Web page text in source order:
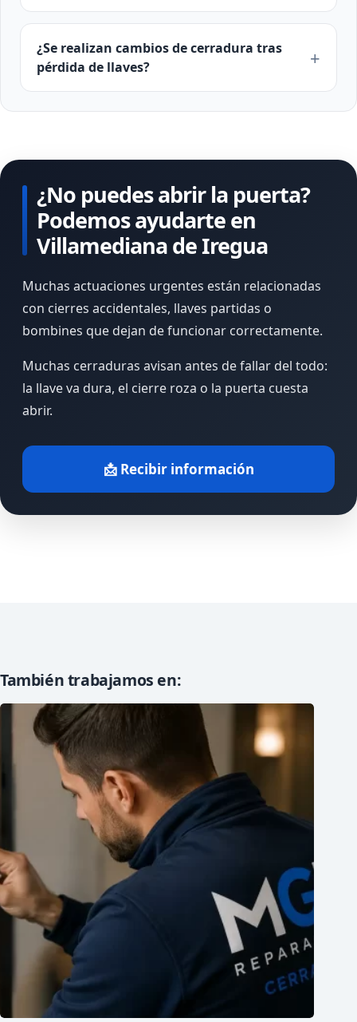
¿Se realizan cambios de cerradura tras
pérdida de llaves?
¿No puedes abrir la puerta?
Podemos ayudarte en
Villamediana de Iregua
Muchas actuaciones urgentes están relacionadas
con cierres accidentales, llaves partidas o
bombines que dejan de funcionar correctamente.
Muchas cerraduras avisan antes de fallar del todo:
la llave va dura, el cierre roza o la puerta cuesta
abrir.
📩 Recibir información
También trabajamos en: